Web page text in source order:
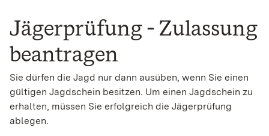
Jägerprüfung - Zulassung
beantragen
Sie dürfen die Jagd nur dann ausüben, wenn Sie einen
gültigen Jagdschein besitzen. Um einen Jagdschein zu
erhalten, müssen Sie erfolgreich die Jägerprüfung
ablegen.